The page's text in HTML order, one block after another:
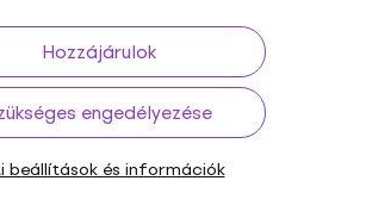
Hozzájárulok
engedélyezése
beállítások és információk